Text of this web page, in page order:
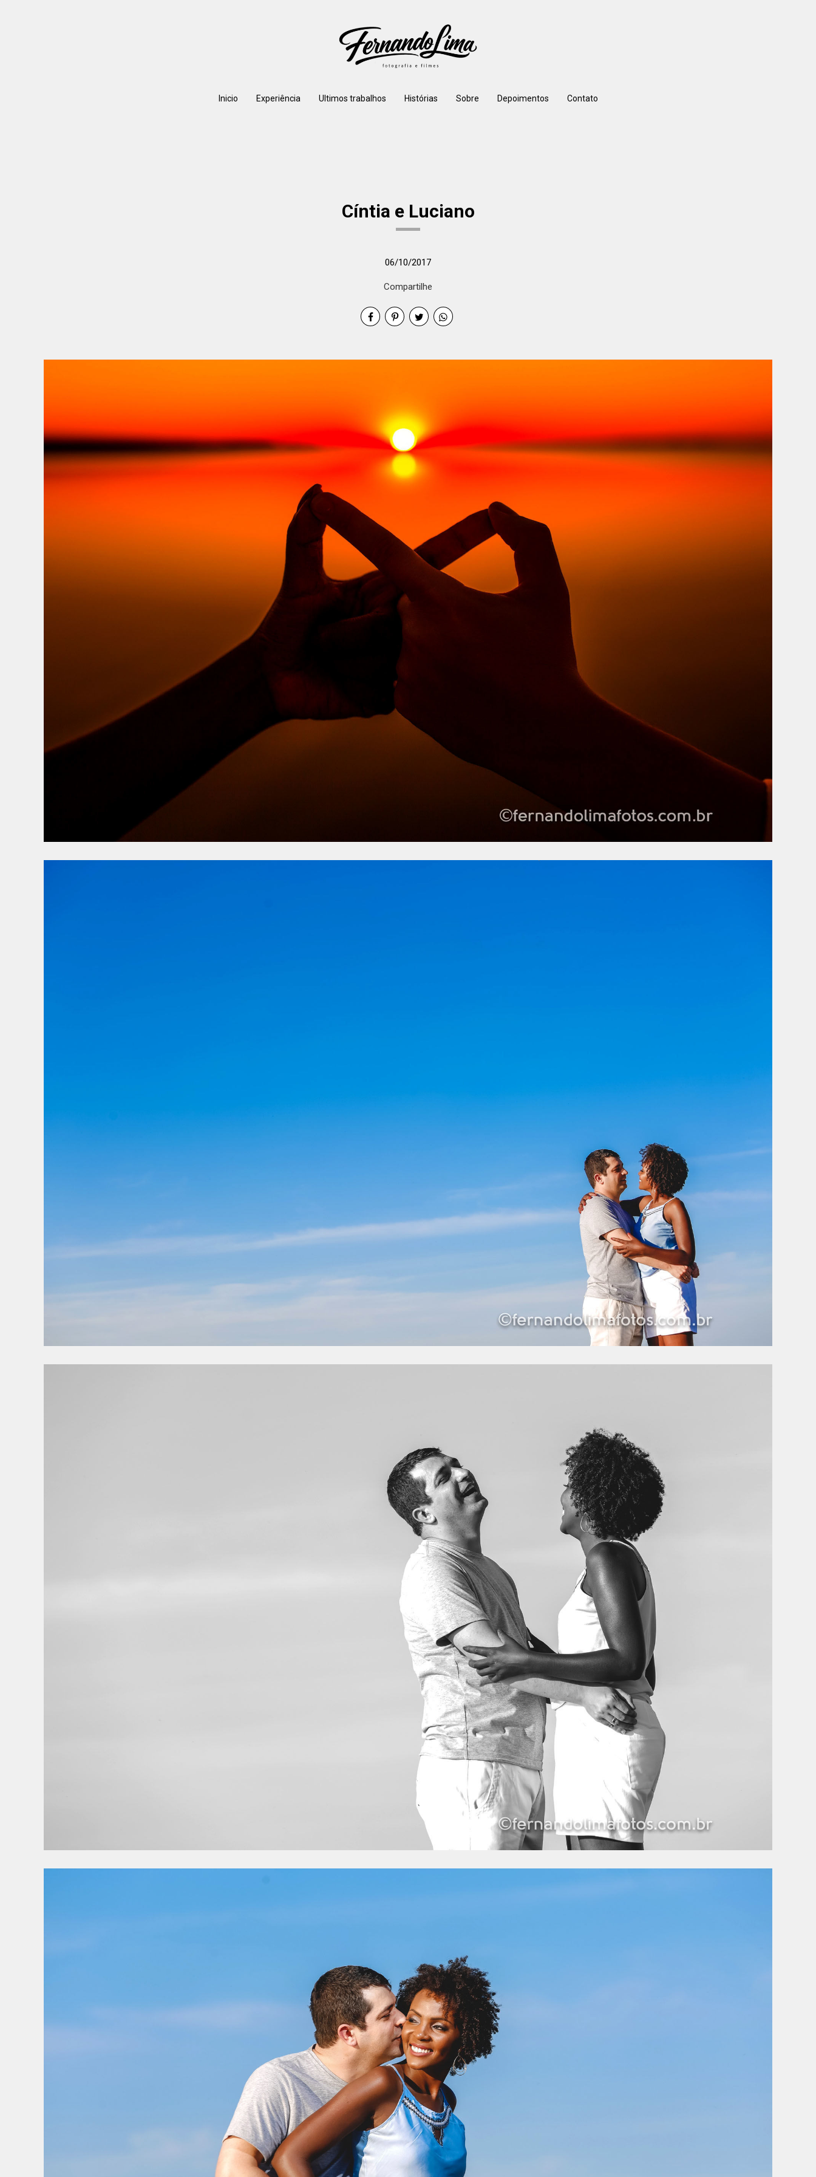
Inicio Experiência Ultimos trabalhos Histórias Sobre Depoimentos Contato
Cíntia e Luciano
06/10/2017
Compartilhe